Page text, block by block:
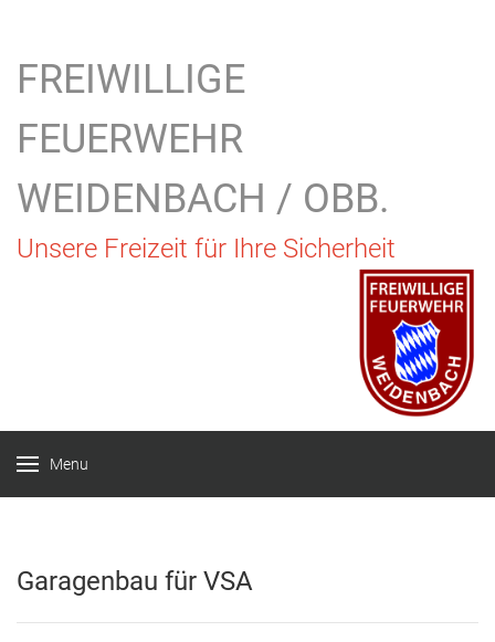
FREIWILLIGE
FEUERWEHR
WEIDENBACH / OBB.
Unsere Freizeit für Ihre Sicherheit
Menu
Garagenbau für VSA